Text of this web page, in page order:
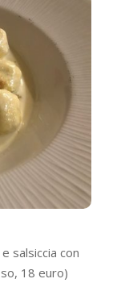
salsiccia con
18 euro)